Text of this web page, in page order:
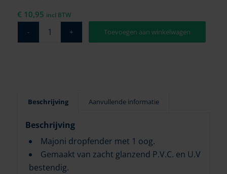
€ 10,95 incl BTW
Toevoegen aan winkelwagen
Beschrijving Aanvullende informatie
Beschrijving
Majoni dropfender met 1 oog.
Gemaakt van zacht glanzend P.V.C. en U.V
bestendig.